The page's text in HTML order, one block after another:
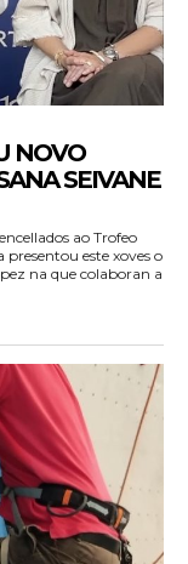
NOVO
SEIVANE
ao Trofeo
na que colaboran a